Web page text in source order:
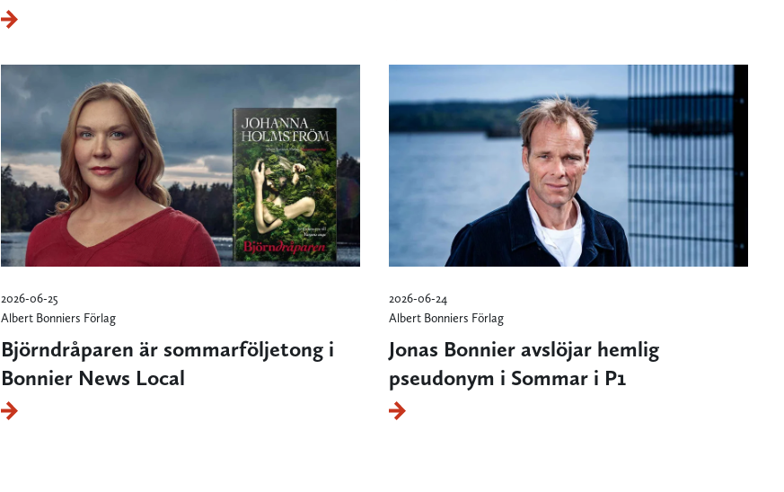
2026-06-25
Albert Bonniers Förlag
Björndråparen är sommarföljetong i
Bonnier News Local
2026-06-24
Albert Bonniers Förlag
Jonas Bonnier avslöjar hemlig
pseudonym i Sommar i P1